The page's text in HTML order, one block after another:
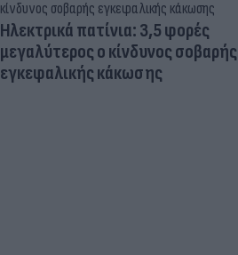
Ηλεκτρικά πατίνια: 3,5 φορές
μεγαλύτερος ο κίνδυνος σοβαρής
εγκεφαλικής κάκωσης